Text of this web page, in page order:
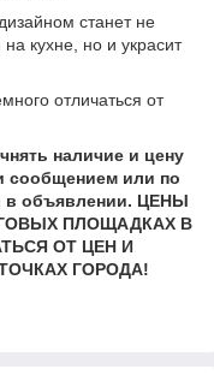
станет не
кухне, но и украсит
отличаться от
наличие и цену
сообщением или по
в объявлении. ЦЕНЫ
ПЛОЩАДКАХ В
ОТ ЦЕН И
ГОРОДА!